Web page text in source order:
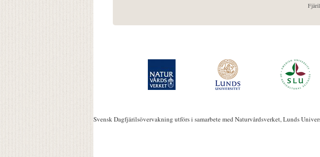
Svensk Dagfjärilsövervakning utförs i samarbete med Naturvårdsverket, Lunds